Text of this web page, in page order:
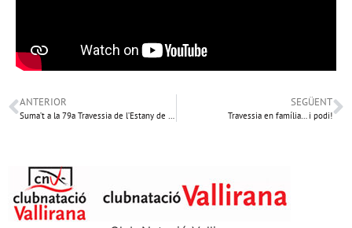
ANTERIOR SEGÜENT
Travessia en família… i podi!